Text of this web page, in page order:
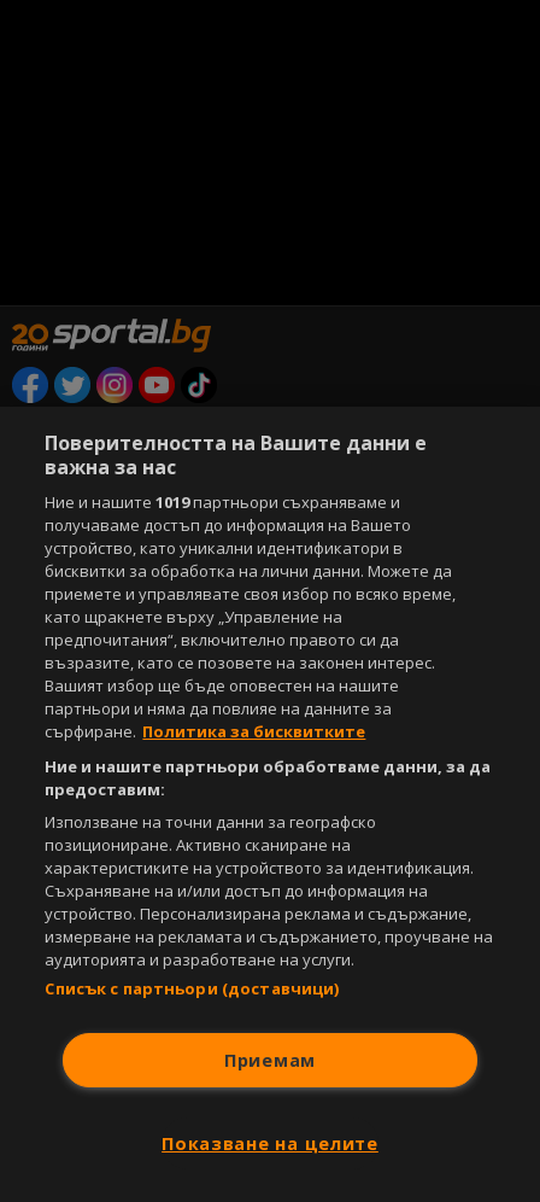
Този уебсайт е собственост наSportal Media Group
За нас За рекламa
Етични правила на НСС
Лични данни
Управление на предпочитания
Съдържанието на този уеб сайт и технологиите, използвани в него, са
под закрила на Закона за авторското право и сродните му права.
Всички статии, репортажи, интервюта и други текстови, графични и
видео материали, публикувани в сайта, са собственост на Агенция
Спортал, освен ако изрично е посочено друго. Допуска се
публикуване на текстови материали само след писмено съгласие на
Агенция Спортал, посочване на източника и добавяне на линк към
www.sportal.bg. Използването на графични и видео материали,
публикувани в сайта, е строго забранено. Нарушителите ще бъдат
санкционирани с цялата строгост на закона.
приложение за:
Powered by:
Поверителността на Вашите данни е
важна за нас
Ние и нашите1019партньори съхраняваме и
получаваме достъп до информация на Вашето
устройство, като уникални идентификатори в
бисквитки за обработка на лични данни. Можете да
приемете и управлявате своя избор по всяко време,
като щракнете върху „Управление на
предпочитания“, включително правото си да
възразите, като се позовете на законен интерес.
Вашият избор ще бъде оповестен на нашите
партньори и няма да повлияе на данните за
сърфиране. Политика за бисквитките
Ние и нашите партньори обработваме данни, за да
предоставим:
Използване на точни данни за географско
позициониране. Активно сканиране на
характеристиките на устройството за идентификация.
Съхраняване на и/или достъп до информация на
устройство. Персонализирана реклама и съдържание,
измерване на рекламата и съдържанието, проучване на
аудиторията и разработване на услуги.
Списък с партньори (доставчици)
Приемам
Показване на целите